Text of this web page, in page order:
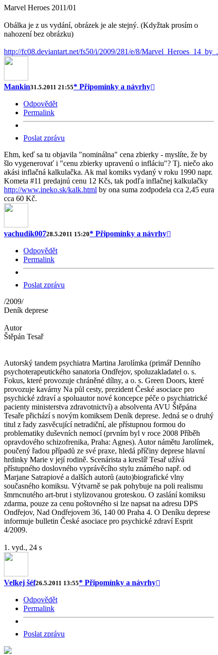
Marvel Heroes 2011/01
Obálka je z us vydání, obrázek je ale stejný. (Kdyžtak prosím o
nahození bez obrázku)
http://fc08.deviantart.net/fs50/i/2009/281/e/8/
Mankin31.5.2011 21:55* Připomínky a návrhy
Odpovědět
Permalink
Poslat zprávu
Ehm, keď sa tu objavila "nominálna" cena zbierky - myslíte, že by
šlo vygenerovať i "cenu zbierky upravenú o infláciu"? Tj. niečo ako
akási inflačná kalkulačka. Ak mal komiks vydaný v roku 1990 napr.
Kometa #11 predajnú cenu 12 Kčs, tak podľa inflačnej kalkulačky
http://www.ineko.sk/kalk.html by ona suma zodpodela cca 2,45 eura
cca 60 Kč.
vachudik00728.5.2011 15:20* Připomínky a návrhy
Odpovědět
Permalink
Poslat zprávu
/2009/
Deník deprese
Autor
Štěpán Tesař
Autorský tandem psychiatra Martina Jarolímka (primář Denního
psychoterapeutického sanatoria Ondřejov, spoluzakladatel o. s.
Fokus, které provozuje chráněné dílny, a o. s. Green Doors, které
provozuje kavárny Na půl cesty, prezident České asociace pro
psychické zdraví a spoluautor nové koncepce péče o psychiatrické
pacienty ministerstva zdravotnictví) a absolventa AVU Štěpána
Tesaře přichází s novým komiksem Deník deprese. Jedná se o druhý
titul z řady zasvěcující netradiční, ale přístupnou formou do
problematiky duševních nemocí (prvním byl v roce 2008 Příběh
opravdového schizofrenika, Praha: Agnes). Autor námětu Jarolímek,
poučený řadou případů ze své praxe, hledá příčiny deprese hlavní
hrdinky Marie v její rodině. Scenárista a kreslíř Tesař užívá
přístupného doslovného vyprávěcího stylu známého např. od
Marjane Satrapiové a dalších autorů (auto)biografické vlny
současného komiksu. Výtvarně se pak pohybuje na poli realismu
šmrncnutého art-brut i stylizovanou groteskou. O zaslání komiksu
zdarma, pouze za cenu poštovného si lze napsat na adresu DPS
Ondřejov, Nad Ondřejovem 36, 140 00 Praha 4. O Deníku deprese
informuje bulletin České asociace pro psychické zdraví Esprit
4/2009.
1. vyd., 24 s
Velkej šéf26.5.2011 13:55* Připomínky a návrhy
Odpovědět
Permalink
Poslat zprávu